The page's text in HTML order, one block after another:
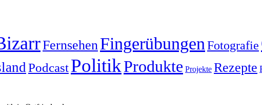
FernsehenFingerübungen Fotografie
PodcastPolitikProdukte Projekte Rezepte